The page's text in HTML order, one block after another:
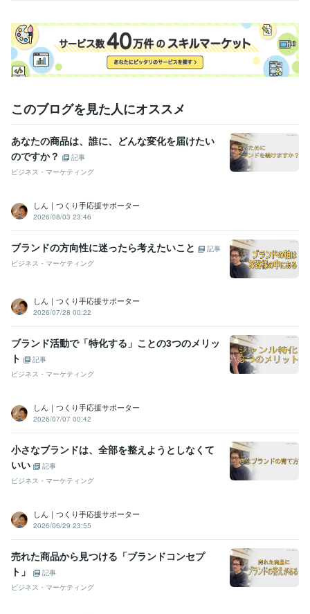
このブログを見た人にオススメ
あなたの商品は、誰に、どんな変化を届けたい
のですか？
記事
ビジネス・マーケティング
しん｜つくり手応援サポーター
2026/08/03 23:46
ブランドの方向性に迷ったら考えたいこと
記事
ビジネス・マーケティング
しん｜つくり手応援サポーター
2026/07/28 00:22
ブランド活動で「特化する」ことの3つのメリッ
ト
記事
ビジネス・マーケティング
しん｜つくり手応援サポーター
2026/07/07 00:42
小さなブランドは、全部を整えようとしなくて
いい
記事
ビジネス・マーケティング
しん｜つくり手応援サポーター
2026/06/29 23:55
売れた商品から見つける「ブランドコンセプ
ト」
記事
ビジネス・マーケティング